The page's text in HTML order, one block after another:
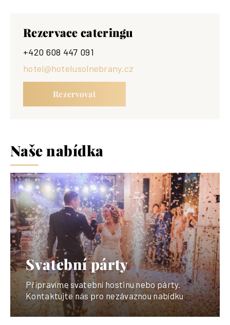
Rezervace cateringu
+420 608 447 091
hotel@hotelusolnebrany.cz
Rezervovat
Naše nabídka
Svatební párty
Připravíme svatební hostinu nebo párty.
Kontaktujte nás pro nezávaznou nabídku